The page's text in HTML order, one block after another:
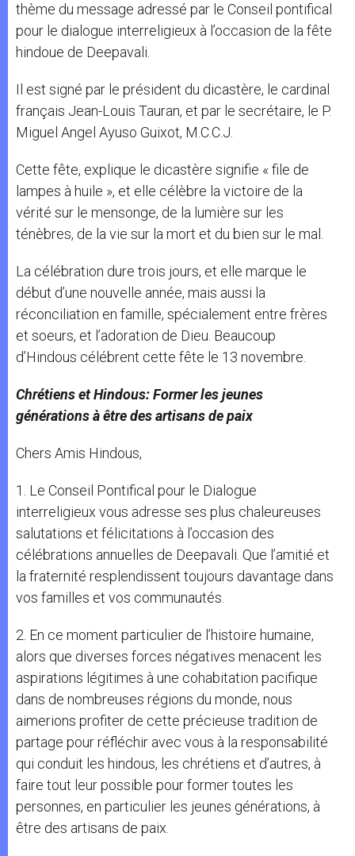
thème du message adressé par le Conseil pontifical
pour le dialogue interreligieux à l’occasion de la fête
hindoue de Deepavali.
Il est signé par le président du dicastère, le cardinal
français Jean-Louis Tauran, et par le secrétaire, le P.
Miguel Angel Ayuso Guixot, M.C.C.J.
Cette fête, explique le dicastère signifie « file de
lampes à huile », et elle célèbre la victoire de la
vérité sur le mensonge, de la lumière sur les
ténèbres, de la vie sur la mort et du bien sur le mal.
La célébration dure trois jours, et elle marque le
début d’une nouvelle année, mais aussi la
réconciliation en famille, spécialement entre frères
et soeurs, et l’adoration de Dieu. Beaucoup
d’Hindous célébrent cette fête le 13 novembre.
Chrétiens et Hindous: Former les jeunes
générations à être des artisans de paix
Chers Amis Hindous,
1. Le Conseil Pontifical pour le Dialogue
interreligieux vous adresse ses plus chaleureuses
salutations et félicitations à l’occasion des
célébrations annuelles de Deepavali. Que l’amitié et
la fraternité resplendissent toujours davantage dans
vos familles et vos communautés.
2. En ce moment particulier de l’histoire humaine,
alors que diverses forces négatives menacent les
aspirations légitimes à une cohabitation pacifique
dans de nombreuses régions du monde, nous
aimerions profiter de cette précieuse tradition de
partage pour réfléchir avec vous à la responsabilité
qui conduit les hindous, les chrétiens et d’autres, à
faire tout leur possible pour former toutes les
personnes, en particulier les jeunes générations, à
être des artisans de paix.